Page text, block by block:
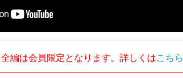
編は会員限定となります。詳しくはこちら